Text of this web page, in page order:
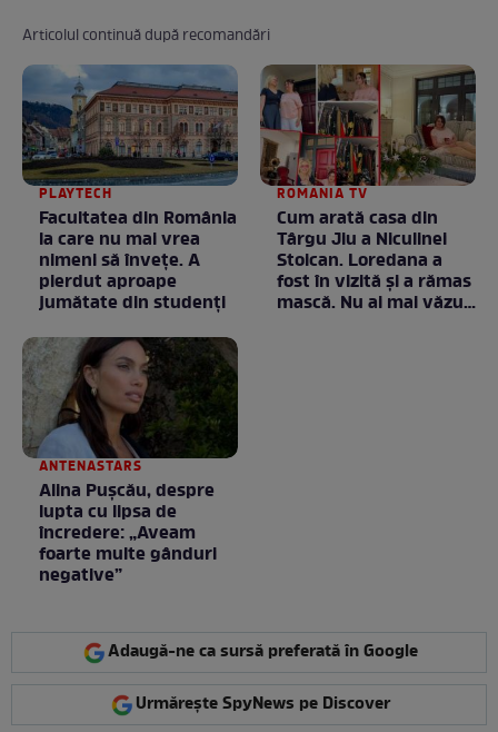
Articolul continuă după recomandări
PLAYTECH
Facultatea din România
la care nu mai vrea
nimeni să înveţe. A
pierdut aproape
jumătate din studenţi
ROMANIA TV
Cum arată casa din
Târgu Jiu a Niculinei
Stoican. Loredana a
fost în vizită și a rămas
mască. Nu ai mai văzut
ANTENASTARS
Alina Pușcău, despre
lupta cu lipsa de
încredere: „Aveam
foarte multe gânduri
negative”
Adaugă-ne ca sursă preferată în Google
Urmărește SpyNews pe Discover